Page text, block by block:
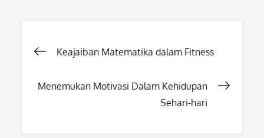
Post
navigation
Keajaiban Matematika dalam Fitness
Menemukan Motivasi Dalam Kehidupan
Sehari-hari